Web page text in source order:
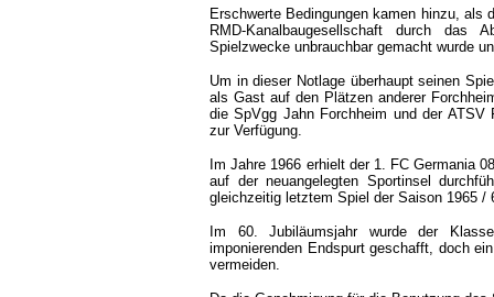
Erschwerte Bedingungen kamen hinzu, als
RMD-Kanalbaugesellschaft durch das
Spielzwecke unbrauchbar gemacht wurde
Um in dieser Notlage überhaupt seinen
als Gast auf den Plätzen anderer
die SpVgg Jahn Forchheim und der
zur Verfügung.
Im Jahre 1966 erhielt der 1. FC Germania
auf der neuangelegten Sportinsel
gleichzeitig letztem Spiel der Saison 1965
Im 60. Jubiläumsjahr wurde der
imponierenden Endspurt geschafft, doch
vermeiden.